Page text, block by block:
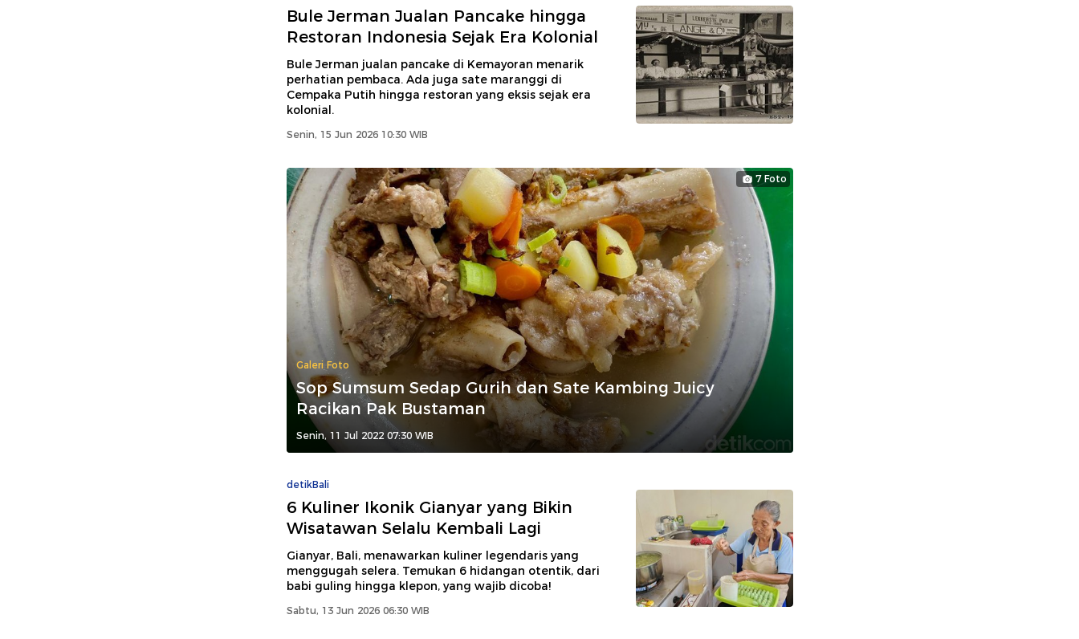
Bule Jerman Jualan Pancake hingga
Restoran Indonesia Sejak Era Kolonial
Bule Jerman jualan pancake di Kemayoran menarik
perhatian pembaca. Ada juga sate maranggi di
Cempaka Putih hingga restoran yang eksis sejak era
kolonial.
Senin, 15 Jun 2026 10:30 WIB
7 Foto
Galeri Foto
Sop Sumsum Sedap Gurih dan Sate Kambing Juicy
Racikan Pak Bustaman
Senin, 11 Jul 2022 07:30 WIB
detikBali
6 Kuliner Ikonik Gianyar yang Bikin
Wisatawan Selalu Kembali Lagi
Gianyar, Bali, menawarkan kuliner legendaris yang
menggugah selera. Temukan 6 hidangan otentik, dari
babi guling hingga klepon, yang wajib dicoba!
Sabtu, 13 Jun 2026 06:30 WIB